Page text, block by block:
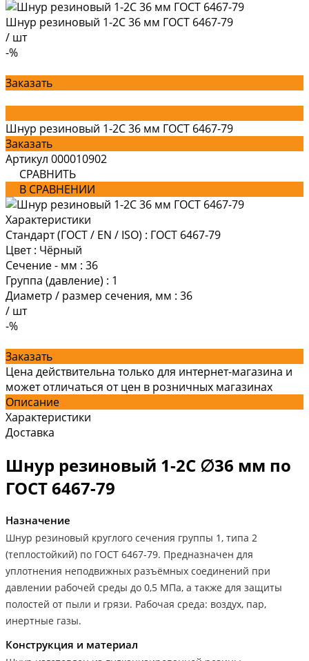
Шнур резиновый 1-2С 36 мм ГОСТ 6467-79
/ шт
-%
Заказать
Шнур резиновый 1-2С 36 мм ГОСТ 6467-79
Заказать
Артикул 000010902
СРАВНИТЬ
В СРАВНЕНИИ
Характеристики
Стандарт (ГОСТ / EN / ISO) : ГОСТ 6467-79
Цвет : Чёрный
Сечение - мм : 36
Группа (давление) : 1
Диаметр / размер сечения, мм : 36
/ шт
-%
Заказать
Цена действительна только для интернет-магазина и
может отличаться от цен в розничных магазинах
Описание
Характеристики
Доставка
Шнур резиновый 1-2С ∅36 мм по
ГОСТ 6467-79
Назначение
Шнур резиновый круглого сечения группы 1, типа 2
(теплостойкий) по ГОСТ 6467-79. Предназначен для
уплотнения неподвижных разъёмных соединений при
давлении рабочей среды до 0,5 МПа, а также для защиты
полостей от пыли и грязи. Рабочая среда: воздух, пар,
инертные газы.
Конструкция и материал